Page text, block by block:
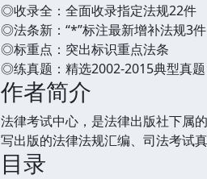
◎收录全：全面收录指定法规22件
◎法条新：“*”标注最新增补法规3件
◎标重点：突出标识重点法条
◎练真题：精选2002-2015典型真题
作者简介
法律考试中心，是法律出版社下属
写出版的法律法规汇编、司法考试
目录